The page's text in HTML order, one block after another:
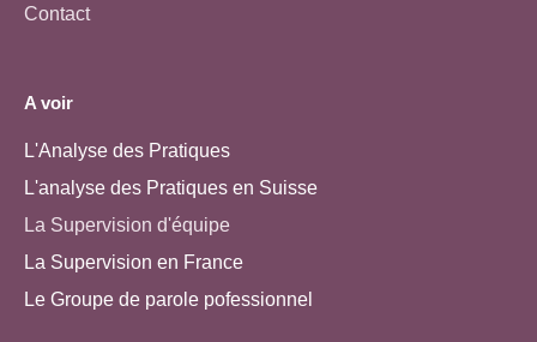
Contact
A voir
L'Analyse des Pratiques
L'analyse des Pratiques en Suisse
La Supervision d'équipe
La Supervision en France
Le Groupe de parole pofessionnel